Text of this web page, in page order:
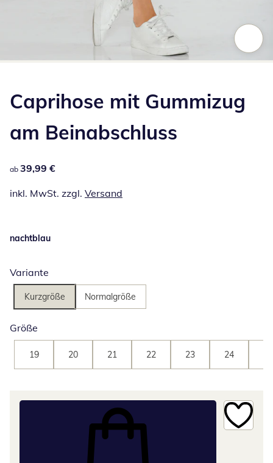
Caprihose mit Gummizug
am Beinabschluss
39,99 €
ab 39,99 €
inkl. MwSt. zzgl. Versand
nachtblau
Variante
Kurzgröße Normalgröße
Größe
19 20 21 22 23 24